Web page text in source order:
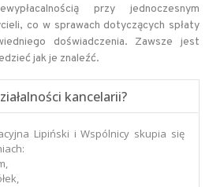
przy jednoczesnym
co w sprawach dotyczących spłaty
doświadczenia. Zawsze jest
jak je znaleźć.
kancelarii?
Lipiński i Wspólnicy skupia się